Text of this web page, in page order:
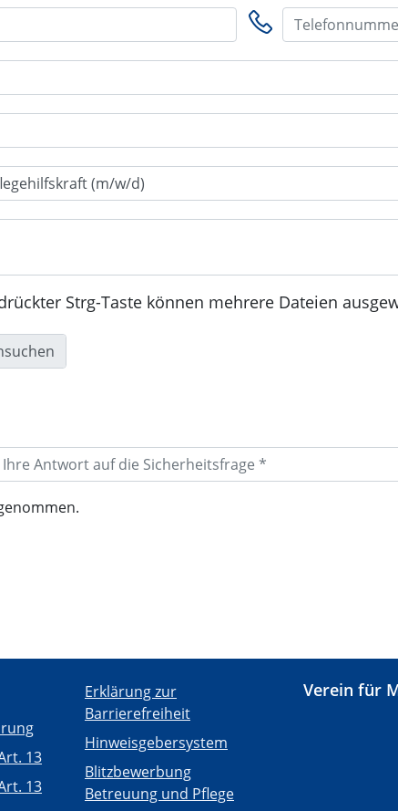
Strg-Taste können mehrere Dateien
13
13
Erklärung zur
Barrierefreiheit
Hinweisgebersystem
Blitzbewerbung
Betreuung und Pflege
Verein für